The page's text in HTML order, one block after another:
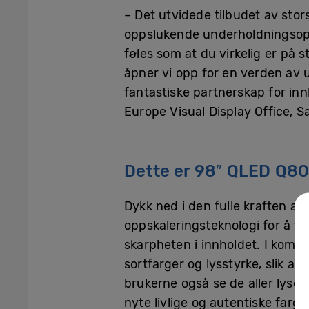
– Det utvidede tilbudet av
oppslukende
føles som at du virkelig er på
åpner vi opp for en verden av
fantastiske partnerskap for
Europe Visual Display Office,
Dette er 98″ QLED
Dykk ned i den fulle kraften av
oppskaleringsteknologi for å
skarpheten i innholdet. I
sortfarger og lysstyrke, slik at
brukerne også se de aller
nyte livlige og autentiske